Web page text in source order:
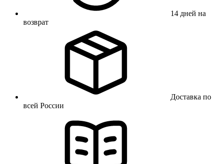
14 дней на
возврат
Доставка по
всей России